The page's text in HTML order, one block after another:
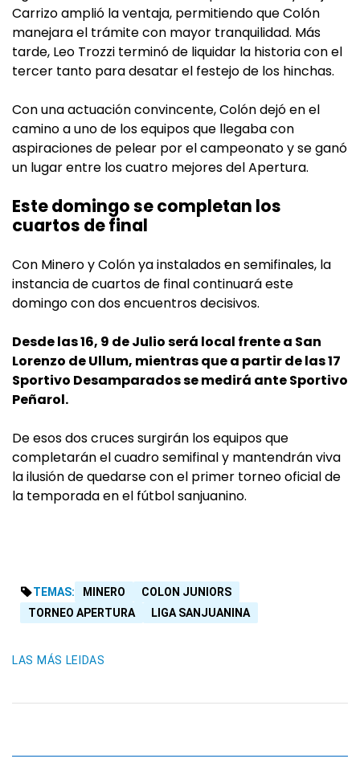
Carrizo amplió la ventaja, permitiendo que Colón
manejara el trámite con mayor tranquilidad. Más
tarde, Leo Trozzi terminó de liquidar la historia con el
tercer tanto para desatar el festejo de los hinchas.
Con una actuación convincente, Colón dejó en el
camino a uno de los equipos que llegaba con
aspiraciones de pelear por el campeonato y se ganó
un lugar entre los cuatro mejores del Apertura.
Este domingo se completan los
cuartos de final
Con Minero y Colón ya instalados en semifinales, la
instancia de cuartos de final continuará este
domingo con dos encuentros decisivos.
Desde las 16, 9 de Julio será local frente a San
Lorenzo de Ullum, mientras que a partir de las 17
Sportivo Desamparados se medirá ante Sportivo
Peñarol.
De esos dos cruces surgirán los equipos que
completarán el cuadro semifinal y mantendrán viva
la ilusión de quedarse con el primer torneo oficial de
la temporada en el fútbol sanjuanino.
TEMAS: MINERO
COLON JUNIORS
TORNEO APERTURA
LIGA SANJUANINA
LAS MÁS LEIDAS